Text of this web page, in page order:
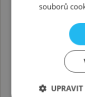
souborů